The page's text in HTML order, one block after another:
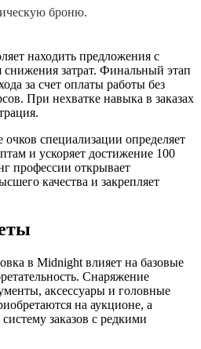
броню.
находить предложения с
снижения затрат. Финальный этап
за счет оплаты работы без
При нехватке навыка в заказах
специализации определяет
и ускоряет достижение 100
профессии открывает
качества и закрепляет
в Midnight влияет на базовые
Снаряжение
аксессуары и головные
на аукционе, а
заказов с редкими